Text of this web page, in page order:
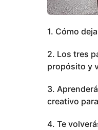
1. Cómo
2. Los tres
propósito y
3.
creativo
4. Te